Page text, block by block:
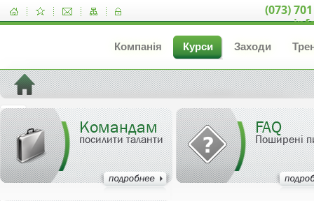
(073)
Компанія Курси Заходи
Командам
посилити таланти
FAQ
Поширені